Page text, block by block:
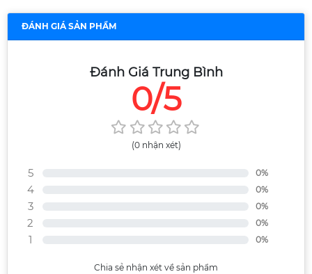
ĐÁNH GIÁ SẢN PHẨM
Đánh Giá Trung Bình
0/5
(0 nhận xét)
5 0%
4 0%
3 0%
2 0%
1 0%
Chia sẻ nhận xét về sản phẩm